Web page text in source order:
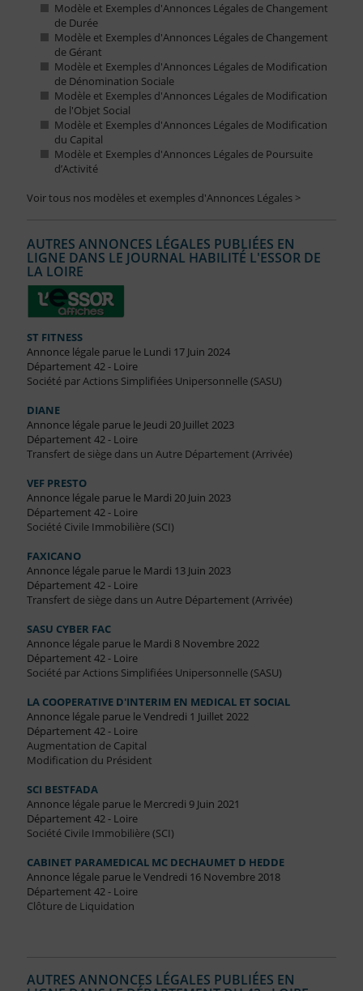
Modèle et Exemples d'Annonces Légales de Changement
de Durée
Modèle et Exemples d'Annonces Légales de Changement
de Gérant
Modèle et Exemples d'Annonces Légales de Modification
de Dénomination Sociale
Modèle et Exemples d'Annonces Légales de Modification
de l'Objet Social
Modèle et Exemples d'Annonces Légales de Modification
du Capital
Modèle et Exemples d'Annonces Légales de Poursuite
d’Activité
Voir tous nos modèles et exemples d'Annonces Légales >
AUTRES ANNONCES LÉGALES PUBLIÉES EN
LIGNE DANS LE JOURNAL HABILITÉ L'ESSOR DE
LA LOIRE
ST FITNESS
Annonce légale parue le Lundi 17 Juin 2024
Département 42 - Loire
Société par Actions Simplifiées Unipersonnelle (SASU)
DIANE
Annonce légale parue le Jeudi 20 Juillet 2023
Département 42 - Loire
Transfert de siège dans un Autre Département (Arrivée)
VEF PRESTO
Annonce légale parue le Mardi 20 Juin 2023
Département 42 - Loire
Société Civile Immobilière (SCI)
FAXICANO
Annonce légale parue le Mardi 13 Juin 2023
Département 42 - Loire
Transfert de siège dans un Autre Département (Arrivée)
SASU CYBER FAC
Annonce légale parue le Mardi 8 Novembre 2022
Département 42 - Loire
Société par Actions Simplifiées Unipersonnelle (SASU)
LA COOPERATIVE D'INTERIM EN MEDICAL ET SOCIAL
Annonce légale parue le Vendredi 1 Juillet 2022
Département 42 - Loire
Augmentation de Capital
Modification du Président
SCI BESTFADA
Annonce légale parue le Mercredi 9 Juin 2021
Département 42 - Loire
Société Civile Immobilière (SCI)
CABINET PARAMEDICAL MC DECHAUMET D HEDDE
Annonce légale parue le Vendredi 16 Novembre 2018
Département 42 - Loire
Clôture de Liquidation
AUTRES ANNONCES LÉGALES PUBLIÉES EN